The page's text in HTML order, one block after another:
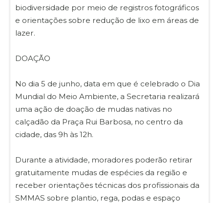
biodiversidade por meio de registros fotográficos
e orientações sobre redução de lixo em áreas de
lazer.
DOAÇÃO
No dia 5 de junho, data em que é celebrado o Dia
Mundial do Meio Ambiente, a Secretaria realizará
uma ação de doação de mudas nativas no
calçadão da Praça Rui Barbosa, no centro da
cidade, das 9h às 12h.
Durante a atividade, moradores poderão retirar
gratuitamente mudas de espécies da região e
receber orientações técnicas dos profissionais da
SMMAS sobre plantio, rega, podas e espaço